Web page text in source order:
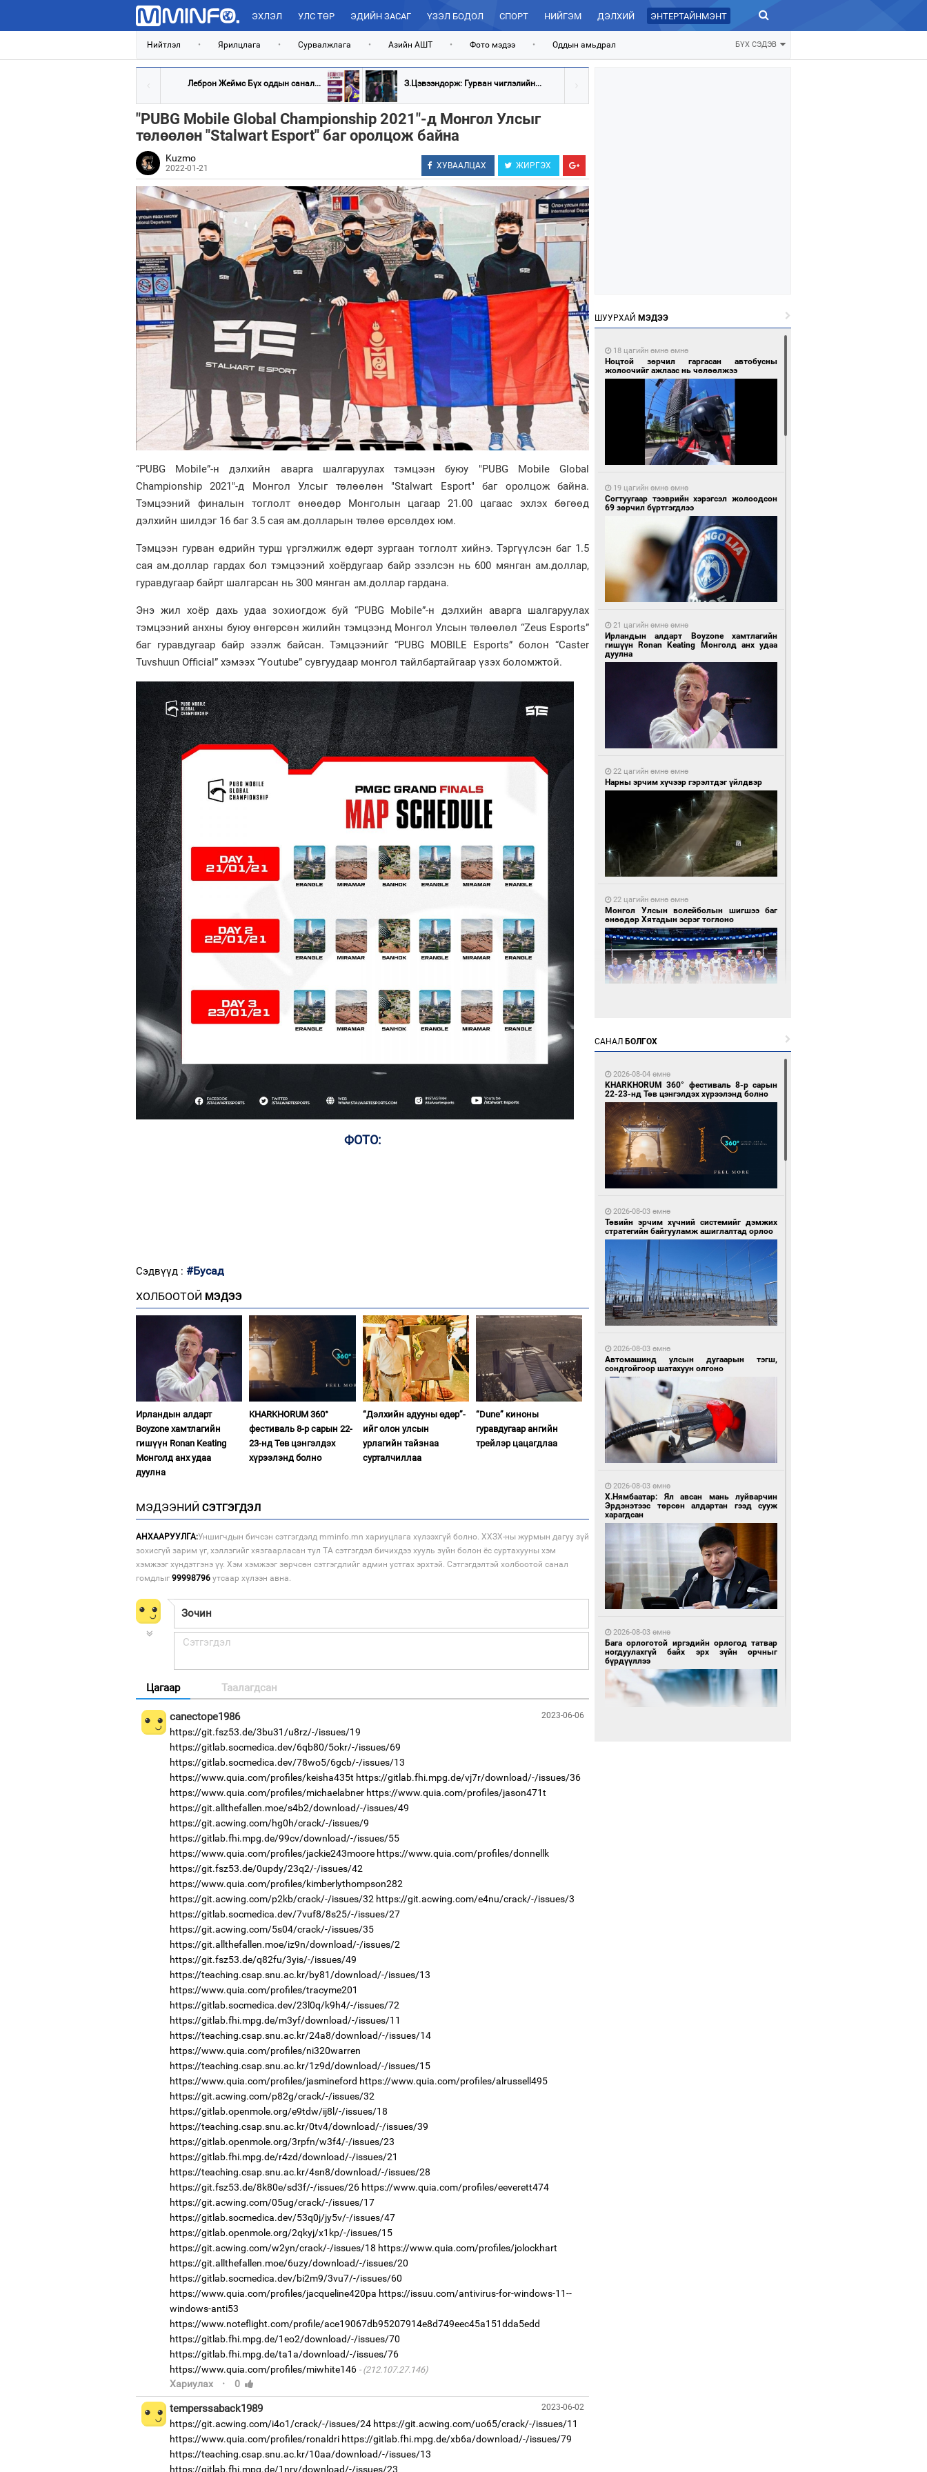
ЭХЛЭЛ УЛС ТӨР ЭДИЙН ЗАСАГ ҮЗЭЛ БОДОЛ СПОРТ НИЙГЭМ ДЭЛХИЙ ЭНТЕРТАЙНМЭНТ ЗУРХАЙ
Нийтлэл • Ярилцлага • Сурвалжлага • Азийн АШТ • Фото мэдээ • Оддын амьдрал БҮХ СЭДЭВ
Леброн Жеймс Бүх оддын санал... З.Цэвээндорж: Гурван чиглэлийн...
"PUBG Mobile Global Championship 2021"-д Монгол Улсыг
төлөөлөн "Stalwart Esport" баг оролцож байна
Kuzmo
2022-01-21 ХУВААЛЦАХ ЖИРГЭХ
“PUBG Mobile”-н дэлхийн аварга шалгаруулах тэмцээн буюу "PUBG Mobile Global
Championship 2021"-д Монгол Улсыг төлөөлөн "Stalwart Esport" баг оролцож байна.
Тэмцээний финалын тоглолт өнөөдөр Монголын цагаар 21.00 цагаас эхлэх бөгөөд
дэлхийн шилдэг 16 баг 3.5 сая ам.долларын төлөө өрсөлдөх юм.
Тэмцээн гурван өдрийн турш үргэлжилж өдөрт зургаан тоглолт хийнэ. Тэргүүлсэн баг 1.5
сая ам.доллар гардах бол тэмцээний хоёрдугаар байр эзэлсэн нь 600 мянган ам.доллар,
гуравдугаар байрт шалгарсан нь 300 мянган ам.доллар гардана.
Энэ жил хоёр дахь удаа зохиогдож буй “PUBG Mobile”-н дэлхийн аварга шалгаруулах
тэмцээний анхны буюу өнгөрсөн жилийн тэмцээнд Монгол Улсын төлөөлөл “Zeus Esports”
баг гуравдугаар байр эзэлж байсан. Тэмцээнийг “PUBG MOBILE Esports” болон “Caster
Tuvshuun Official” хэмээх “Youtube” сувгуудаар монгол тайлбартайгаар үзэх боломжтой.
ФОТО:
Сэдвүүд : #Бусад
ХОЛБООТОЙ МЭДЭЭ
Ирландын алдарт
Boyzone хамтлагийн
гишүүн Ronan Keating
Монголд анх удаа
дуулна
KHARKHORUM 360°
фестиваль 8-р сарын 22-
23-нд Төв цэнгэлдэх
хүрээлэнд болно
“Дэлхийн адууны өдөр”-
ийг олон улсын
урлагийн тайзнаа
сурталчиллаа
“Dune” киноны
гуравдугаар ангийн
трейлэр цацагдлаа
МЭДЭЭНИЙ СЭТГЭГДЭЛ
АНХААРУУЛГА:Уншигчдын бичсэн сэтгэгдэлд mminfo.mn хариуцлага хүлээхгүй болно. ХХЗХ-ны журмын дагуу зүй
зохисгүй зарим үг, хэллэгийг хязгаарласан тул ТА сэтгэгдэл бичихдээ хууль зүйн болон ёс суртахууны хэм
хэмжээг хүндэтгэнэ үү. Хэм хэмжээг зөрчсөн сэтгэгдлийг админ устгах эрхтэй. Сэтгэгдэлтэй холбоотой санал
гомдлыг 99998796 утсаар хүлээн авна.
Цагаар Таалагдсан
2023-06-06
canectope1986
https://git.fsz53.de/3bu31/u8rz/-/issues/19
https://gitlab.socmedica.dev/6qb80/5okr/-/issues/69
https://gitlab.socmedica.dev/78wo5/6gcb/-/issues/13
https://www.quia.com/profiles/keisha435t https://gitlab.fhi.mpg.de/vj7r/download/-/issues/36
https://www.quia.com/profiles/michaelabner https://www.quia.com/profiles/jason471t
https://git.allthefallen.moe/s4b2/download/-/issues/49
https://git.acwing.com/hg0h/crack/-/issues/9
https://gitlab.fhi.mpg.de/99cv/download/-/issues/55
https://www.quia.com/profiles/jackie243moore https://www.quia.com/profiles/donnellk
https://git.fsz53.de/0updy/23q2/-/issues/42
https://www.quia.com/profiles/kimberlythompson282
https://git.acwing.com/p2kb/crack/-/issues/32 https://git.acwing.com/e4nu/crack/-/issues/3
https://gitlab.socmedica.dev/7vuf8/8s25/-/issues/27
https://git.acwing.com/5s04/crack/-/issues/35
https://git.allthefallen.moe/iz9n/download/-/issues/2
https://git.fsz53.de/q82fu/3yis/-/issues/49
https://teaching.csap.snu.ac.kr/by81/download/-/issues/13
https://www.quia.com/profiles/tracyme201
https://gitlab.socmedica.dev/23l0q/k9h4/-/issues/72
https://gitlab.fhi.mpg.de/m3yf/download/-/issues/11
https://teaching.csap.snu.ac.kr/24a8/download/-/issues/14
https://www.quia.com/profiles/ni320warren
https://teaching.csap.snu.ac.kr/1z9d/download/-/issues/15
https://www.quia.com/profiles/jasmineford https://www.quia.com/profiles/alrussell495
https://git.acwing.com/p82g/crack/-/issues/32
https://gitlab.openmole.org/e9tdw/ij8l/-/issues/18
https://teaching.csap.snu.ac.kr/0tv4/download/-/issues/39
https://gitlab.openmole.org/3rpfn/w3f4/-/issues/23
https://gitlab.fhi.mpg.de/r4zd/download/-/issues/21
https://teaching.csap.snu.ac.kr/4sn8/download/-/issues/28
https://git.fsz53.de/8k80e/sd3f/-/issues/26 https://www.quia.com/profiles/eeverett474
https://git.acwing.com/05ug/crack/-/issues/17
https://gitlab.socmedica.dev/53q0j/jy5v/-/issues/47
https://gitlab.openmole.org/2qkyj/x1kp/-/issues/15
https://git.acwing.com/w2yn/crack/-/issues/18 https://www.quia.com/profiles/jolockhart
https://git.allthefallen.moe/6uzy/download/-/issues/20
https://gitlab.socmedica.dev/bi2m9/3vu7/-/issues/60
https://www.quia.com/profiles/jacqueline420pa https://issuu.com/antivirus-for-windows-11--
windows-anti53
https://www.noteflight.com/profile/ace19067db95207914e8d749eec45a151dda5edd
https://gitlab.fhi.mpg.de/1eo2/download/-/issues/70
https://gitlab.fhi.mpg.de/ta1a/download/-/issues/76
https://www.quia.com/profiles/miwhite146
(212.107.27.146)
Хариулах · 0
2023-06-02
temperssaback1989
https://git.acwing.com/i4o1/crack/-/issues/24 https://git.acwing.com/uo65/crack/-/issues/11
https://www.quia.com/profiles/ronaldri https://gitlab.fhi.mpg.de/xb6a/download/-/issues/79
https://teaching.csap.snu.ac.kr/10aa/download/-/issues/13
https://gitlab.fhi.mpg.de/1nry/download/-/issues/23
ШУУРХАЙ МЭДЭЭ
18 цагийн өмнө өмнө
Ноцтой зөрчил гаргасан автобусны
жолоочийг ажлаас нь чөлөөлжээ
19 цагийн өмнө өмнө
Согтуугаар тээврийн хэрэгсэл жолоодсон
69 зөрчил бүртгэгдлээ
21 цагийн өмнө өмнө
Ирландын алдарт Boyzone хамтлагийн
гишүүн Ronan Keating Монголд анх удаа
дуулна
22 цагийн өмнө өмнө
Нарны эрчим хүчээр гэрэлтдэг үйлдвэр
22 цагийн өмнө өмнө
Монгол Улсын волейболын шигшээ баг
өнөөдөр Хятадын эсрэг тоглоно
22 цагийн өмнө өмнө
22 цагийн өмнө өмнө
22 цагийн өмнө өмнө
1 өдрийн өмнө өмнө
Бүх төрлийн шатахууны импортыг шуурхай
САНАЛ БОЛГОХ
2026-08-04 өмнө
KHARKHORUM 360° фестиваль 8-р сарын
22-23-нд Төв цэнгэлдэх хүрээлэнд болно
2026-08-03 өмнө
Төвийн эрчим хүчний системийг дэмжих
стратегийн байгууламж ашиглалтад орлоо
2026-08-03 өмнө
Автомашинд улсын дугаарын тэгш,
сондгойгоор шатахуун олгоно
2026-08-03 өмнө
Х.Нямбаатар: Ял авсан мань луйварчин
Эрдэнэтээс төрсөн алдартан гээд сууж
харагдсан
2026-08-03 өмнө
Бага орлоготой иргэдийн орлогод татвар
ногдуулахгүй байх эрх зүйн орчныг
бүрдүүллээ